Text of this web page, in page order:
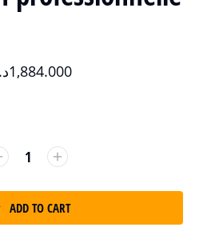
1,884.000
ADD TO CART